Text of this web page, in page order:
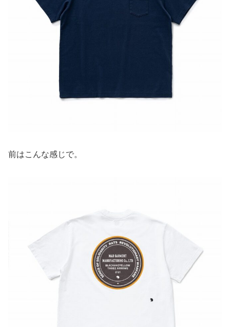
前はこんな感じで。